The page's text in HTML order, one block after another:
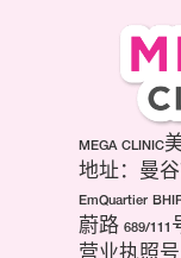
MEGA
地址：曼
EmQuartier
蔚路 689/111